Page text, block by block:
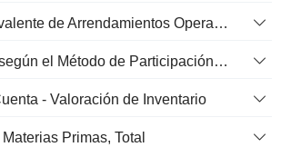
Deuda Equivalente de Arrendamientos Operativos
Inversiones según el Método de Participación, Total
- Valoración de Inventario
Primas, Total